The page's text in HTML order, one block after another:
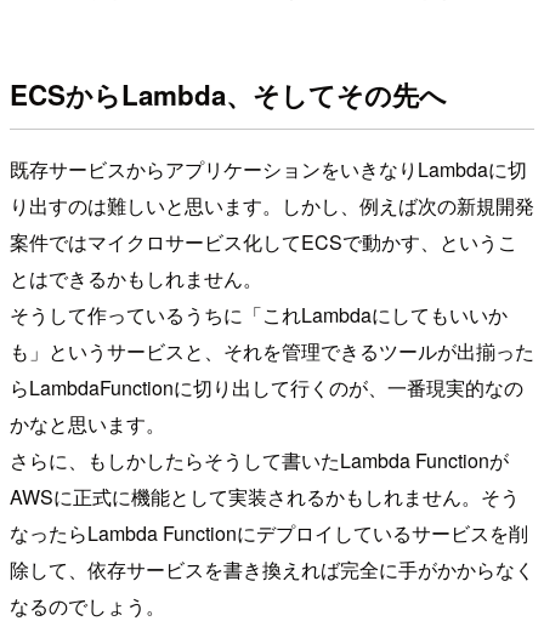
ECSからLambda、そしてその先へ
既存サービスからアプリケーションをいきなりLambdaに切
り出すのは難しいと思います。しかし、例えば次の新規開発
案件ではマイクロサービス化してECSで動かす、というこ
とはできるかもしれません。
そうして作っているうちに「これLambdaにしてもいいか
も」というサービスと、それを管理できるツールが出揃った
らLambdaFunctionに切り出して行くのが、一番現実的なの
かなと思います。
さらに、もしかしたらそうして書いたLambda Functionが
AWSに正式に機能として実装されるかもしれません。そう
なったらLambda Functionにデプロイしているサービスを削
除して、依存サービスを書き換えれば完全に手がかからなく
なるのでしょう。